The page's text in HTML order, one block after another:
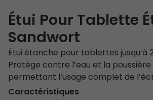
Étui Pour Tablette
Sandwort
Étui étanche pour tablettes jusqu’à
Protège contre l’eau et la
permettant l’usage complet de
Caractéristiques